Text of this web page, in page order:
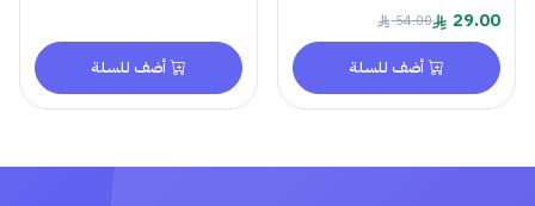
29.00
54.00
أضف للسلة أضف للسلة